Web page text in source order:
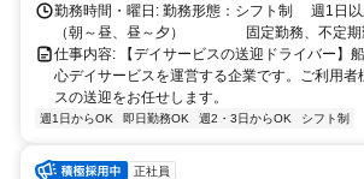
勤務時間・曜日: 勤務形態：シフト制 週1日
（朝～昼、昼～夕） 固定勤務、不定期
仕事内容: 【デイサービスの送迎ドライバー】
心デイサービスを運営する企業です。ご利用者
スの送迎をお任せします。
週1日からOK 即日勤務OK 週2・3日からOK シフト制
正社員